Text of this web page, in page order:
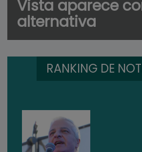
Vista aparece
alternativa
RANKING DE